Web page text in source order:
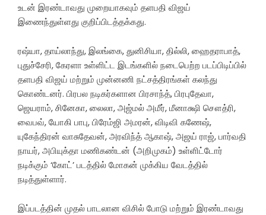
உடன் இரண்டாவது முறையாகவும் தளபதி விஜய்
இணைந்துள்ளது குறிப்பிடத்தக்கது.
ரஷ்யா, தாய்லாந்து, இலங்கை, துனிசியா, தில்லி, ஹைதராபாத்,
புதுச்சேரி, கேரளா உள்ளிட்ட இடங்களில் நடைபெற்ற படப்பிடிப்பில்
தளபதி விஜய் மற்றும் முன்னணி நட்சத்திரங்கள் கலந்து
கொண்டனர். பிரபல நடிகர்களான பிரசாந்த், பிரபுதேவா,
ஜெயராம், சினேகா, லைலா, அஜ்மல் அமீர், மீனாக்ஷி சௌத்ரி,
வைபவ், யோகி பாபு, பிரேம்ஜி அமரன், விடிவி கணேஷ்,
யுகேந்திரன் வாசுதேவன், அரவிந்த் ஆகாஷ், அஜய் ராஜ், பார்வதி
நாயர், அபியுக்தா மணிகண்டன் (அறிமுகம்) உள்ளிட்டோர்
நடிக்கும் ‘கோட்’ படத்தில் மோகன் முக்கிய வேடத்தில்
நடித்துள்ளார்.
இப்படத்தின் முதல் பாடலான விசில் போடு மற்றும் இரண்டாவது